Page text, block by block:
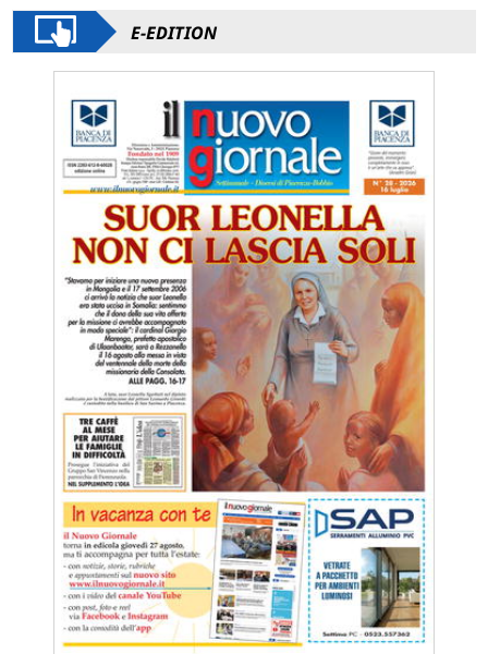
E-EDITION